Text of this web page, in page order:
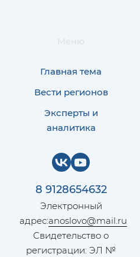
Меню
Главная тема
Вести регионов
Эксперты и
аналитика
8 9128654632
Электронный
адрес:anoslovo@mail.ru
Свидетельство о
регистрации: ЭЛ №